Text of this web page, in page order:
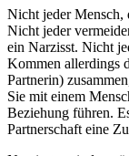
Nicht jeder Mensch,
Nicht jeder
ein Narzisst. Nicht
Kommen allerdings
Partnerin)
Sie mit einem
Beziehung führen.
Partnerschaft eine